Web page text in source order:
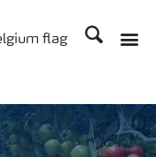
Zoek op